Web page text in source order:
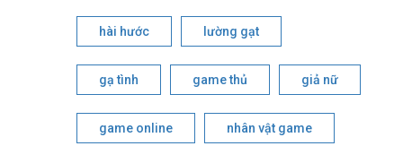
hài hước lường gạt
gạ tình game thủ giả nữ
game online nhân vật game